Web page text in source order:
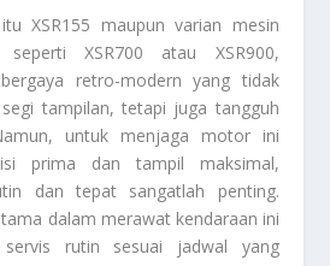
XSR155 maupun varian mesin
XSR700 atau XSR900,
retro-modern yang tidak
tampilan, tetapi juga tangguh
untuk menjaga motor ini
prima dan tampil maksimal,
dan tepat sangatlah penting.
dalam merawat kendaraan ini
servis rutin sesuai jadwal yang